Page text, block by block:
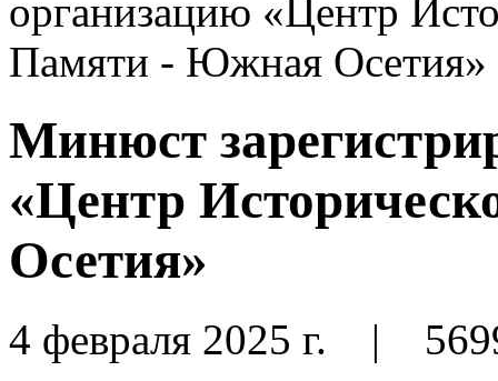
Минюст
«Центр
Осетия»
4 февраля 2025 г. |